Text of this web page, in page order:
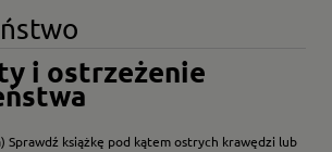
i ostrzeżenie
Sprawdź książkę pod kątem ostrych krawędzi lub